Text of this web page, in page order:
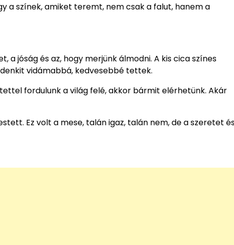
a színek, amiket teremt, nem csak a falut, hanem a
jóság és az, hogy merjünk álmodni. A kis cica színes
vidámabbá, kedvesebbé tettek.
fordulunk a világ felé, akkor bármit elérhetünk. Akár
Ez volt a mese, talán igaz, talán nem, de a szeretet